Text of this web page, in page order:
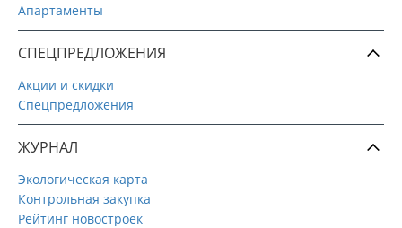
Апартаменты
СПЕЦПРЕДЛОЖЕНИЯ
Акции и скидки
Спецпредложения
ЖУРНАЛ
Экологическая карта
Контрольная закупка
Рейтинг новостроек